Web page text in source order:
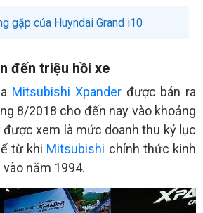
gặp của Huyndai Grand i10
đến triệu hồi xe
Mitsubishi Xpanderđược bán ra
8/2018 cho đến nay vào khoảng
được xem là mức doanh thu kỷ lục
từ khi Mitsubishi chính thức kinh
năm 1994.